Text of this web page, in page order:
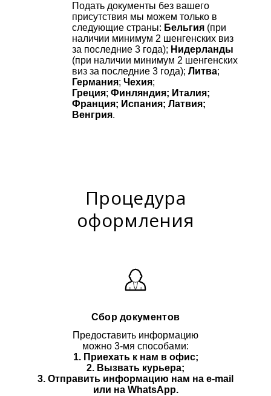
Подать документы без вашего
присутствия мы можем только в
следующие страны: Бельгия (при
наличии минимум 2 шенгенских виз
за последние 3 года); Нидерланды
(при наличии минимум 2 шенгенских
виз за последние 3 года); Литва;
Германия; Чехия;
Греция; Финляндия; Италия;
Франция; Испания; Латвия;
Венгрия.
Процедура
оформления
Сбор документов
Предоставить информацию
можно 3-мя способами:
1. Приехать к нам в офис;
2. Вызвать курьера;
3. Отправить информацию нам на e-mail
или на WhatsApp.